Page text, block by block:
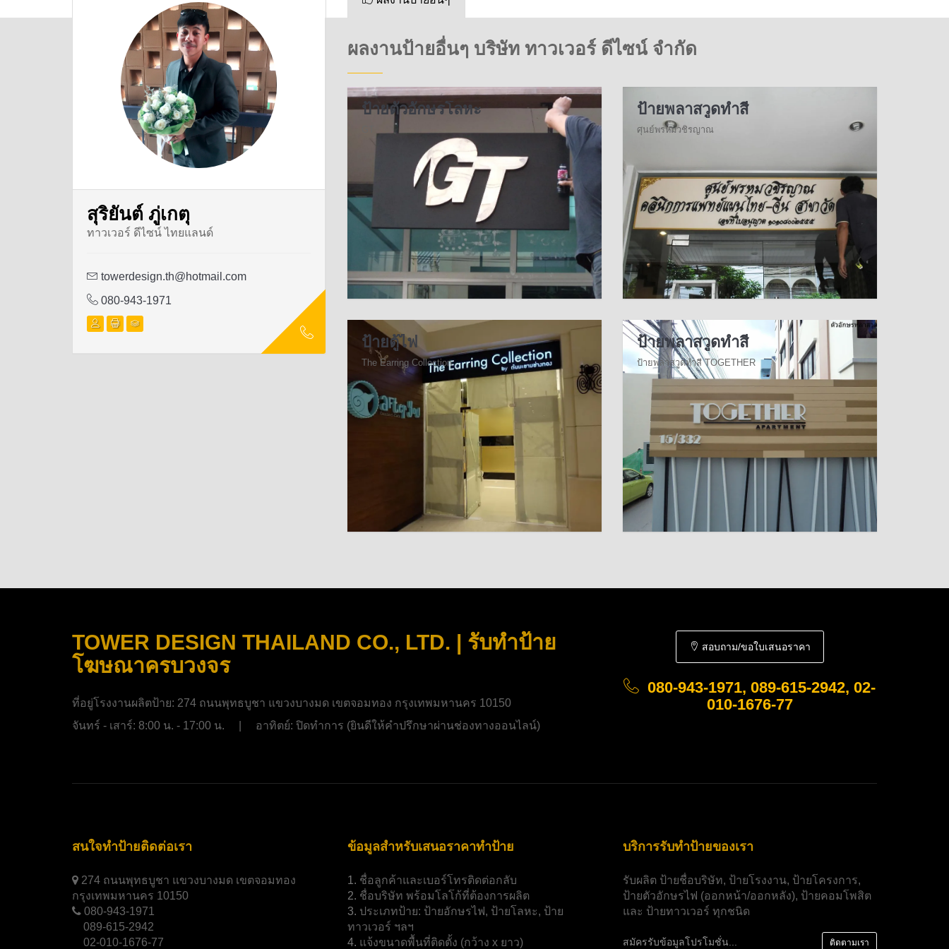
สุริยันต์ ภู่เกตุ
ทาวเวอร์ ดีไซน์ ไทยแลนด์
towerdesign.th@hotmail.com
080-943-1971
ผลงานป้ายอื่นๆ บริษัท ทาวเวอร์ ดีไซน์ จำกัด
ป้ายตัวอักษรโลหะ ป้ายพลาสวูดทำสี
ศุนย์พรหมวชิรญาณ
ป้ายตู้ไฟ
The Earring Collection
ป้ายพลาสวูดทำสี
ป้ายพลาสวูดทำสี TOGETHER
TOWER DESIGN THAILAND CO., LTD. | รับทำป้าย
โฆษณาครบวงจร
ที่อยู่โรงงานผลิตป้าย: 274 ถนนพุทธบูชา แขวงบางมด เขตจอมทอง กรุงเทพมหานคร 10150
จันทร์ - เสาร์: 8:00 น. - 17:00 น. | อาทิตย์: ปิดทำการ (ยินดีให้คำปรึกษาผ่านช่องทางออนไลน์)
สอบถาม/ขอใบเสนอราคา
080-943-1971, 089-615-2942, 02-
010-1676-77
สนใจทำป้ายติดต่อเรา
274 ถนนพุทธบูชา แขวงบางมด เขตจอมทอง
กรุงเทพมหานคร 10150
080-943-1971
089-615-2942
02-010-1676-77
ข้อมูลสำหรับเสนอราคาทำป้าย
1. ชื่อลูกค้าและเบอร์โทรติดต่อกลับ
2. ชื่อบริษัท พร้อมโลโก้ที่ต้องการผลิต
3. ประเภทป้าย: ป้ายอักษรไฟ, ป้ายโลหะ, ป้าย
ทาวเวอร์ ฯลฯ
4. แจ้งขนาดพื้นที่ติดตั้ง (กว้าง x ยาว)
บริการรับทำป้ายของเรา
รับผลิต ป้ายชื่อบริษัท, ป้ายโรงงาน, ป้ายโครงการ,
ป้ายตัวอักษรไฟ (ออกหน้า/ออกหลัง), ป้ายคอมโพสิต
และ ป้ายทาวเวอร์ ทุกชนิด